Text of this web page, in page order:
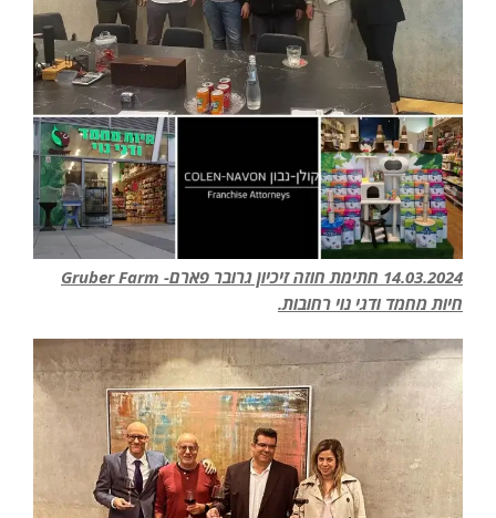
14.03.2024 חתימת חוזה זיכיון גרובר פארם- Gruber Farm
חיות מחמד ודגי נוי רחובות.